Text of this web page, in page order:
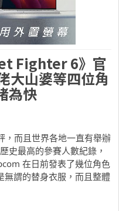
Fighter 6》官
大山婆等四位角
為快
，而且世界各地一直有舉辦
史最高的參賽人數紀錄，
在日前發表了幾位角色
無謂的替身衣服，而且整體